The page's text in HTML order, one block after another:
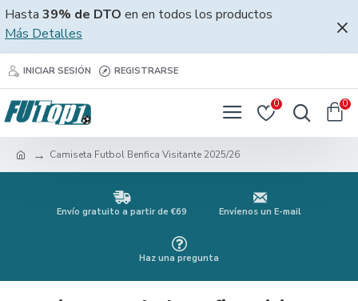
Hasta 39% de DTO en en todos los productos
Más Detalles
INICIAR SESIÓN REGISTRARSE
0 0
Camiseta Futbol Benfica Visitante 2025/26
Envío gratuito a partir de €69 Envíenos un E-mail
Haz una pregunta